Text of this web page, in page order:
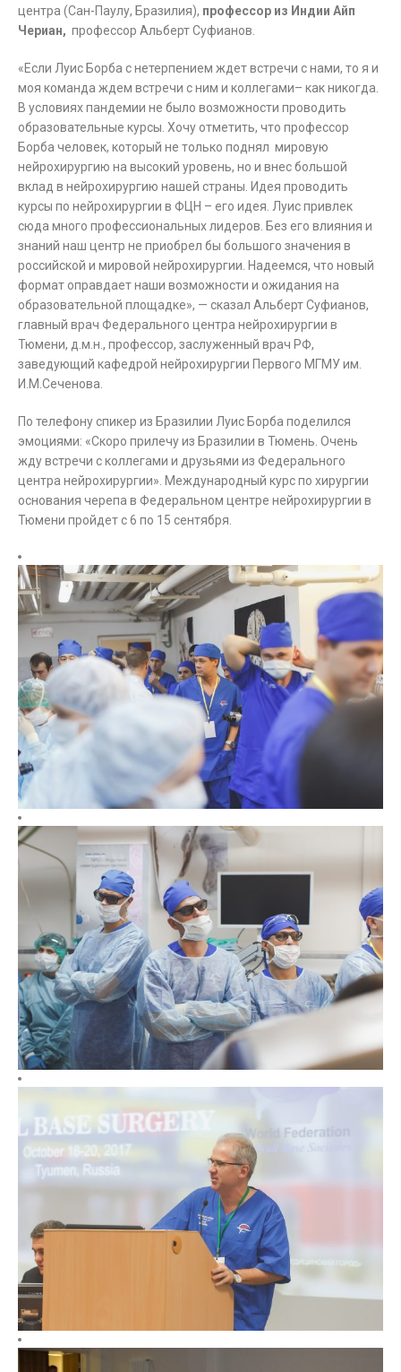
центра (Сан-Паулу, Бразилия), профессор из Индии Айп
Чериан, профессор Альберт Суфианов.
«Если Луис Борба с нетерпением ждет встречи с нами, то я и
моя команда ждем встречи с ним и коллегами– как никогда.
В условиях пандемии не было возможности проводить
образовательные курсы. Хочу отметить, что профессор
Борба человек, который не только поднял мировую
нейрохирургию на высокий уровень, но и внес большой
вклад в нейрохирургию нашей страны. Идея проводить
курсы по нейрохирургии в ФЦН – его идея. Луис привлек
сюда много профессиональных лидеров. Без его влияния и
знаний наш центр не приобрел бы большого значения в
российской и мировой нейрохирургии. Надеемся, что новый
формат оправдает наши возможности и ожидания на
образовательной площадке», — сказал Альберт Суфианов,
главный врач Федерального центра нейрохирургии в
Тюмени, д.м.н., профессор, заслуженный врач РФ,
заведующий кафедрой нейрохирургии Первого МГМУ им.
И.М.Сеченова.
По телефону спикер из Бразилии Луис Борба поделился
эмоциями: «Скоро прилечу из Бразилии в Тюмень. Очень
жду встречи с коллегами и друзьями из Федерального
центра нейрохирургии». Международный курс по хирургии
основания черепа в Федеральном центре нейрохирургии в
Тюмени пройдет с 6 по 15 сентября.